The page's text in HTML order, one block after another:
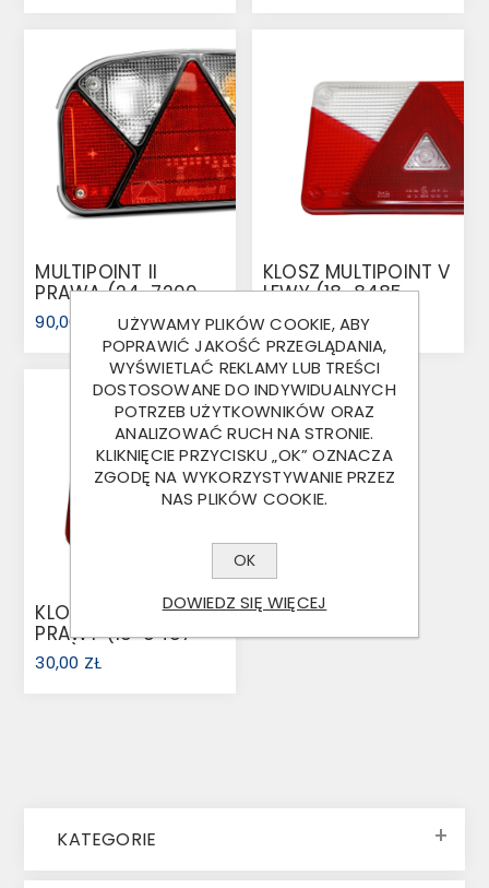
MULTIPOINT II
PRAWA (24-7200-
007)
90,00 ZŁ
KLOSZ MULTIPOINT V
LEWY (18-8485-
007)
30,00 ZŁ
KLOSZ MULTIPOINT V
PRAWY (18-8487-
007)
30,00 ZŁ
KATEGORIE
UŻYWAMY PLIKÓW COOKIE, ABY
POPRAWIĆ JAKOŚĆ PRZEGLĄDANIA,
WYŚWIETLAĆ REKLAMY LUB TREŚCI
DOSTOSOWANE DO INDYWIDUALNYCH
POTRZEB UŻYTKOWNIKÓW ORAZ
ANALIZOWAĆ RUCH NA STRONIE.
KLIKNIĘCIE PRZYCISKU „OK” OZNACZA
ZGODĘ NA WYKORZYSTYWANIE PRZEZ
NAS PLIKÓW COOKIE.
OK
DOWIEDZ SIĘ WIĘCEJ